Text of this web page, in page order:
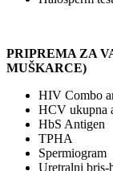
PRIPREMA ZA
HIV Combo
HCV ukupna
HbS Antigen
TPHA
Spermiogram
Uretralni bris-